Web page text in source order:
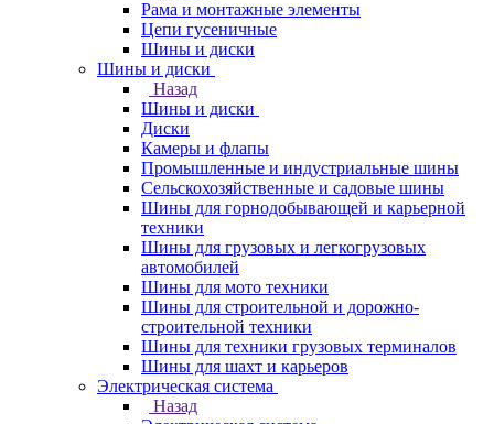
Рама и монтажные элементы
Цепи гусеничные
Шины и диски
Шины и диски
Назад
Шины и диски
Диски
Камеры и флапы
Промышленные и индустриальные шины
Сельскохозяйственные и садовые шины
Шины для горнодобывающей и карьерной
техники
Шины для грузовых и легкогрузовых
автомобилей
Шины для мото техники
Шины для строительной и дорожно-
строительной техники
Шины для техники грузовых терминалов
Шины для шахт и карьеров
Электрическая система
Назад